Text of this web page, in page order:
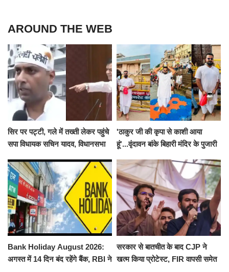
AROUND THE WEB
सिर पर पट्टी, गले में तख्ती लेकर पहुंचे
सपा विधायक सचिन यादव, विधानसभा
निलंबित
'ठाकुर जी की कृपा से काशी आया
हूं'...वृंदावन बांके बिहारी मंदिर के पुजारी
जलाभिषेक
Bank Holiday August 2026:
अगस्त में 14 दिन बंद रहेंगे बैंक, RBI ने
सरकार से बातचीत के बाद CJP ने
खत्म किया प्रोटेस्ट, FIR वापसी समेत